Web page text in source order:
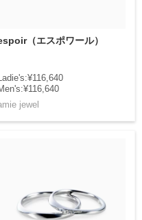
（エスポワール）
jewel